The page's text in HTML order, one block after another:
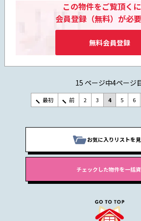
この物件をご覧頂くに
会員登録（無料）が必要
無料会員登録
15 ページ中4ページ
最初 前 2 3 4 5 6
お気に入りリストを